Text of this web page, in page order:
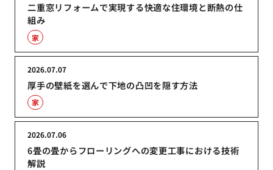
二重窓リフォームで実現する快適な住環境と断熱の仕
組み
家
厚手の壁紙を選んで下地の凸凹を隠す方法
2026.07.07
家
6畳の畳からフローリングへの変更工事における技術
解説
2026.07.06